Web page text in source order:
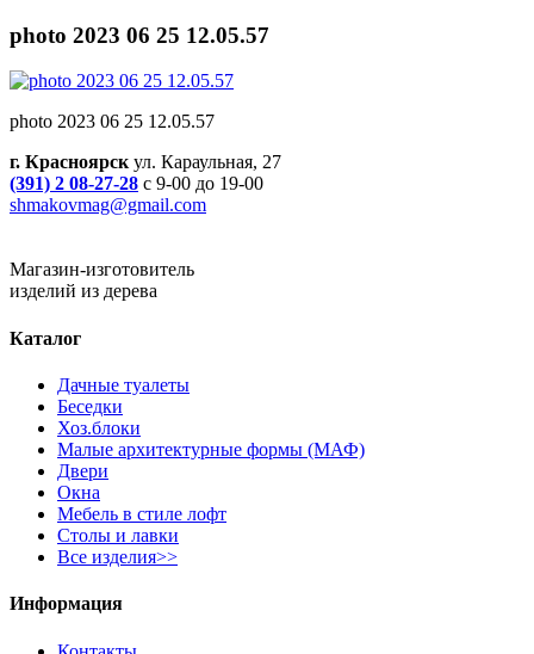
photo 2023 06 25 12.05.57
photo 2023 06 25 12.05.57
г. Красноярскул. Караульная, 27
(391) 2 08-27-28 с 9-00 до 19-00
shmakovmag@gmail.com
Магазин-изготовитель
изделий из дерева
Каталог
Дачные туалеты
Беседки
Хоз.блоки
Малые архитектурные формы (МАФ)
Двери
Окна
Мебель в стиле лофт
Столы и лавки
Все изделия>>
Информация